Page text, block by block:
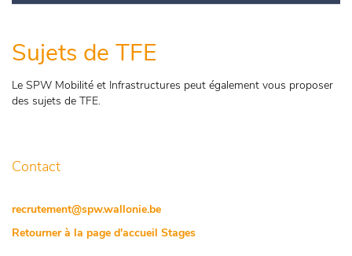
Sujets de TFE
Le SPW Mobilité et Infrastructures peut également vous proposer
des sujets de TFE.
Contact
recrutement@spw.wallonie.be
Retourner à la page d'accueil Stages